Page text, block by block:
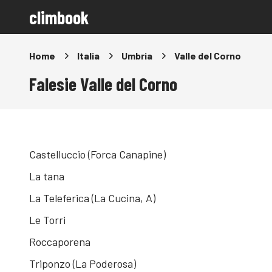
climbook
Home Italia Umbria Valle del Corno
Falesie Valle del Corno
Castelluccio (Forca Canapine)
La tana
La Teleferica (La Cucina, A)
Le Torri
Roccaporena
Triponzo (La Poderosa)